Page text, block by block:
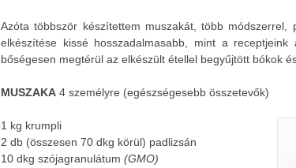
Azóta többször készítettem muszakát, több
elkészítése kissé hosszadalmasabb, mint a
bőségesen megtérül az elkészült étellel begyűjtött bókok
MUSZAKA 4 személyre (egészségesebb összetevők)
1 kg krumpli
2 db (összesen 70 dkg körül) padlizsán
10 dkg szójagranulátum (GMO)